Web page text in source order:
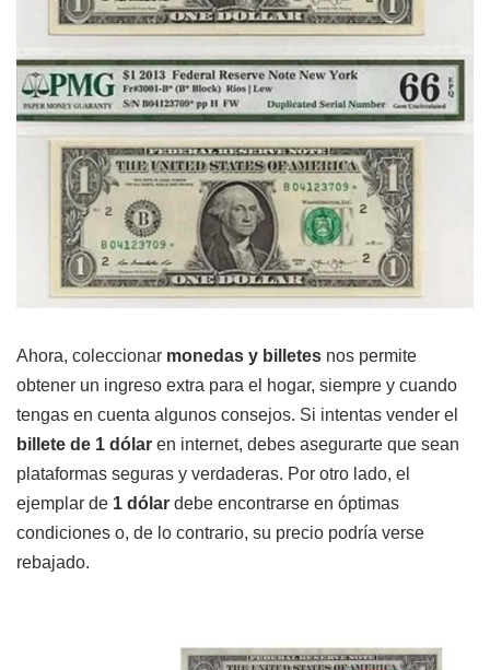
Ahora, coleccionar monedas y billetes nos permite
obtener un ingreso extra para el hogar, siempre y cuando
tengas en cuenta algunos consejos. Si intentas vender el
billete de 1 dólar en internet, debes asegurarte que sean
plataformas seguras y verdaderas. Por otro lado, el
ejemplar de 1 dólar debe encontrarse en óptimas
condiciones o, de lo contrario, su precio podría verse
rebajado.